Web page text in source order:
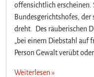
offensichtlich erscheinen.
Bundesgerichtshofes, der
dreht. Des räuberischen
„bei einem Diebstahl auf
Person Gewalt verübt
Weiterlesen »